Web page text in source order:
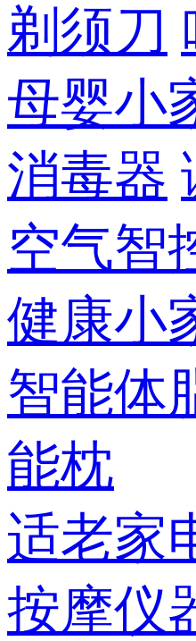
剃须刀
母婴小
消毒器
空气智
健康小
智能体
能枕
适老家
按摩仪